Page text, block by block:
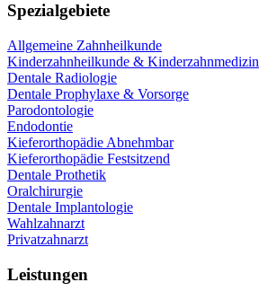
Spezialgebiete
Allgemeine Zahnheilkunde
Kinderzahnheilkunde & Kinderzahnmedizin
Dentale Radiologie
Dentale Prophylaxe & Vorsorge
Parodontologie
Endodontie
Kieferorthopädie Abnehmbar
Kieferorthopädie Festsitzend
Dentale Prothetik
Oralchirurgie
Dentale Implantologie
Wahlzahnarzt
Privatzahnarzt
Leistungen